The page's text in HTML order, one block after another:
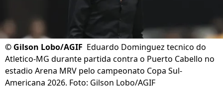
© Gilson Lobo/AGIF Eduardo Dominguez tecnico do
Atletico-MG durante partida contra o Puerto Cabello no
estadio Arena MRV pelo campeonato Copa Sul-
Americana 2026. Foto: Gilson Lobo/AGIF